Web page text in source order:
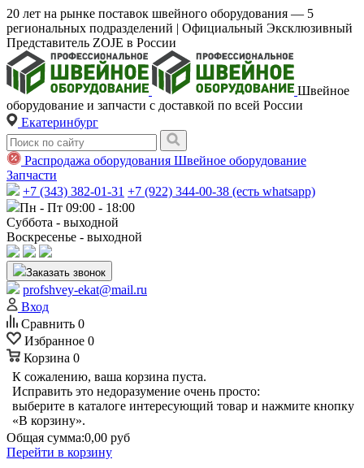
20 лет на рынке поставок швейного оборудования — 5
региональных подразделений | Официальный Эксклюзивный
Представитель ZOJE в России
Швейное
оборудование и запчасти с доставкой по всей России
Екатеринбург
Распродажа оборудования Швейное оборудование
Запчасти
+7 (343) 382-01-31 +7 (922) 344-00-38 (есть whatsapp)
Пн - Пт 09:00 - 18:00
Суббота - выходной
Воскресенье - выходной
Заказать звонок
profshvey-ekat@mail.ru
Вход
Сравнить 0
Избранное 0
Корзина 0
К сожалению, ваша корзина пуста.
Исправить это недоразумение очень просто:
выберите в каталоге интересующий товар и нажмите кнопку
«В корзину».
Общая сумма:0,00 руб
Перейти в корзину